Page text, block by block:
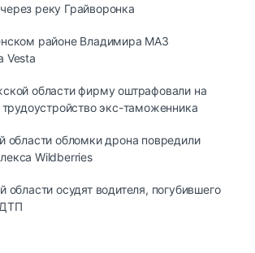
реку Грайворонка
районе Владимира МАЗ
Vesta
области фирму оштрафовали на
экс-таможенника
области обломки дрона повредили
Wildberries
области осудят водителя, погубившего